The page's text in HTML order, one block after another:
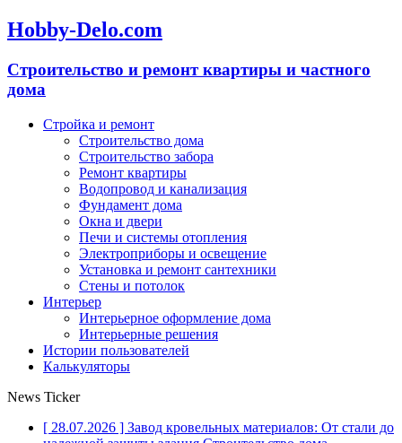
Hobby-Delo.com
Cтроительство и ремонт квартиры и частного
дома
Стройка и ремонт
Строительство дома
Строительство забора
Ремонт квартиры
Водопровод и канализация
Фундамент дома
Окна и двери
Печи и системы отопления
Электроприборы и освещение
Установка и ремонт сантехники
Стены и потолок
Интерьер
Интерьерное оформление дома
Интерьерные решения
Истории пользователей
Калькуляторы
News Ticker
[ 28.07.2026 ] Завод кровельных материалов: От стали до